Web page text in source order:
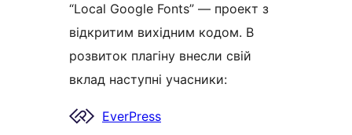
“Local Google Fonts” — проект з
відкритим вихідним кодом. В
розвиток плагіну внесли свій
вклад наступні учасники:
УчасникиEverPress